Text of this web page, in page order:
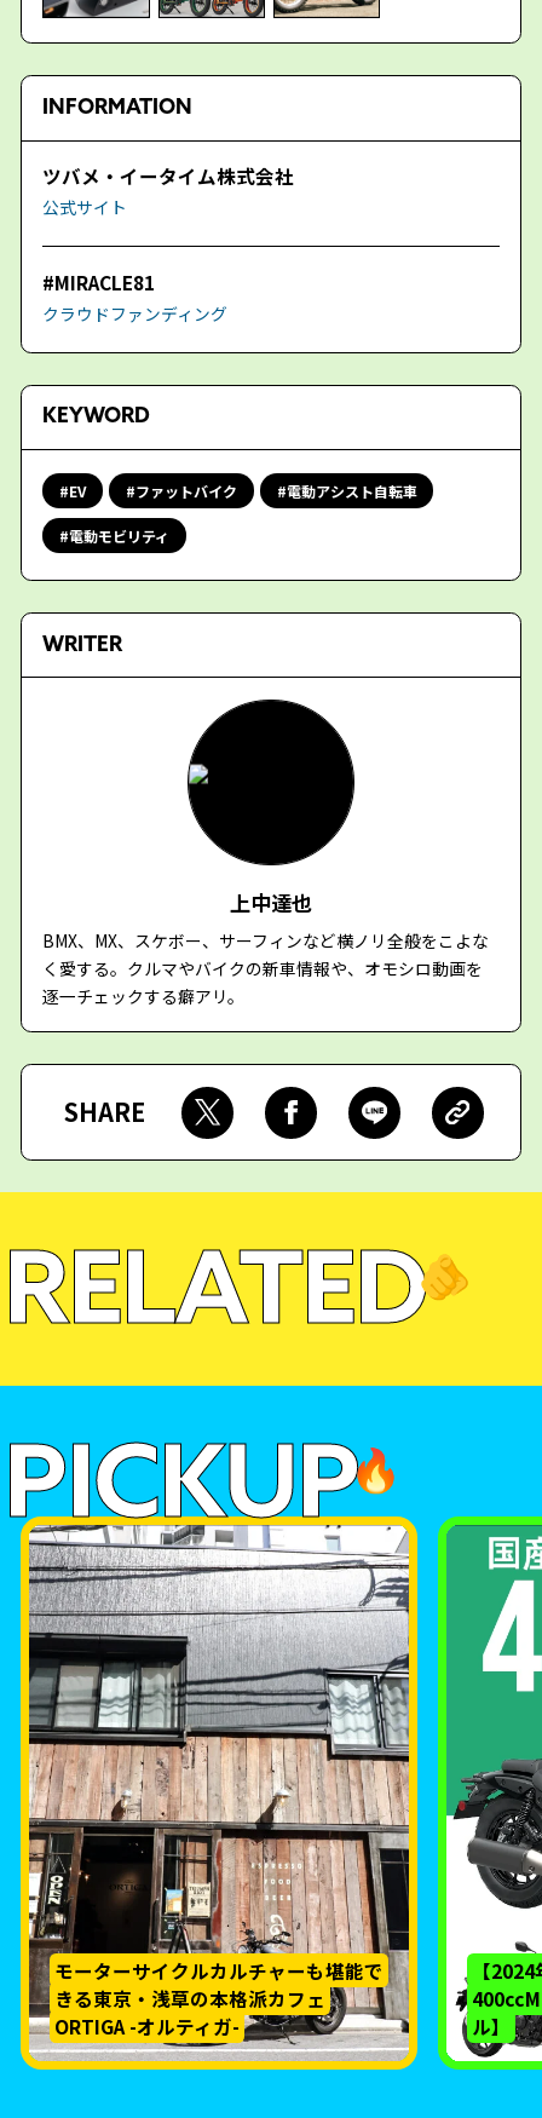
INFORMATION
ツバメ・イータイム株式会社
公式サイト
#MIRACLE81
クラウドファンディング
KEYWORD
EV ファットバイク 電動アシスト自転車
電動モビリティ
WRITER
上中達也
BMX、MX、スケボー、サーフィンなど横ノリ全般をこよな
く愛する。クルマやバイクの新車情報や、オモシロ動画を
逐一チェックする癖アリ。
SHARE
RELATED🫵
PICKUP🔥
モーターサイクルカルチャーも堪能で
きる東京・浅草の本格派カフェ
ORTIGA -オルティガ-
【
ル】